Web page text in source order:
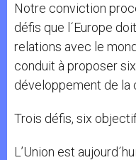
Notre conviction
défis que l´Europe
relations avec le
conduit à proposer
développement de la
Trois défis, six
L’Union est